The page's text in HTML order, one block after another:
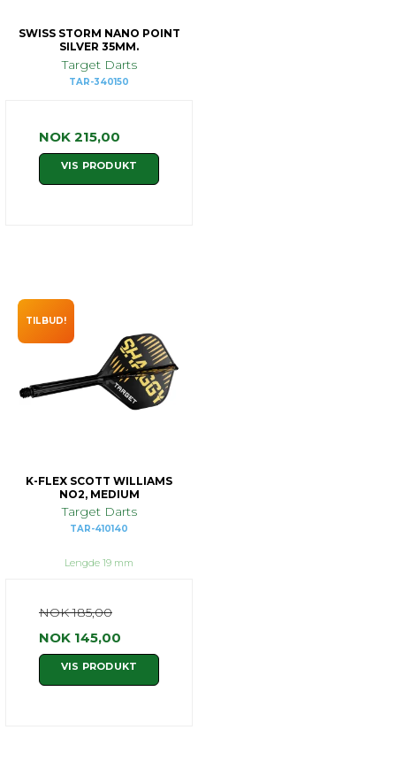
SWISS STORM NANO POINT
SILVER 35MM.
Target Darts
TAR-340150
NOK 215,00
VIS PRODUKT
TILBUD!
K-FLEX SCOTT WILLIAMS
NO2, MEDIUM
Target Darts
TAR-410140
Lengde 19 mm
NOK 185,00
NOK 145,00
VIS PRODUKT